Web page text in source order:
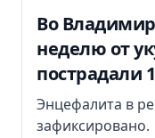
Во
неделю от
пострадали
Энцефалита в
зафиксировано.